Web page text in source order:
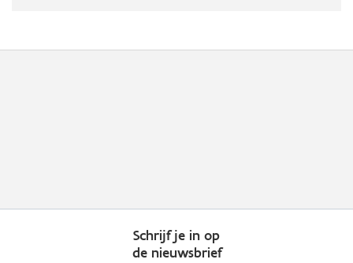
Schrijf je in op
de nieuwsbrief